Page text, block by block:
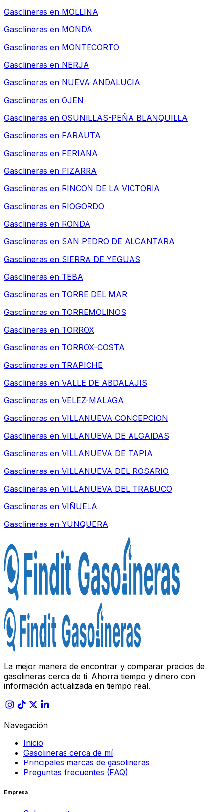
Gasolineras en MOLLINA
Gasolineras en MONDA
Gasolineras en MONTECORTO
Gasolineras en NERJA
Gasolineras en NUEVA ANDALUCIA
Gasolineras en OJEN
Gasolineras en OSUNILLAS-PEÑA BLANQUILLA
Gasolineras en PARAUTA
Gasolineras en PERIANA
Gasolineras en PIZARRA
Gasolineras en RINCON DE LA VICTORIA
Gasolineras en RIOGORDO
Gasolineras en RONDA
Gasolineras en SAN PEDRO DE ALCANTARA
Gasolineras en SIERRA DE YEGUAS
Gasolineras en TEBA
Gasolineras en TORRE DEL MAR
Gasolineras en TORREMOLINOS
Gasolineras en TORROX
Gasolineras en TORROX-COSTA
Gasolineras en TRAPICHE
Gasolineras en VALLE DE ABDALAJIS
Gasolineras en VELEZ-MALAGA
Gasolineras en VILLANUEVA CONCEPCION
Gasolineras en VILLANUEVA DE ALGAIDAS
Gasolineras en VILLANUEVA DE TAPIA
Gasolineras en VILLANUEVA DEL ROSARIO
Gasolineras en VILLANUEVA DEL TRABUCO
Gasolineras en VIÑUELA
Gasolineras en YUNQUERA
La mejor manera de encontrar y comparar precios de
gasolineras cerca de ti. Ahorra tiempo y dinero con
información actualizada en tiempo real.
Navegación
Inicio
Gasolineras cerca de mí
Principales marcas de gasolineras
Preguntas frecuentes (FAQ)
Empresa